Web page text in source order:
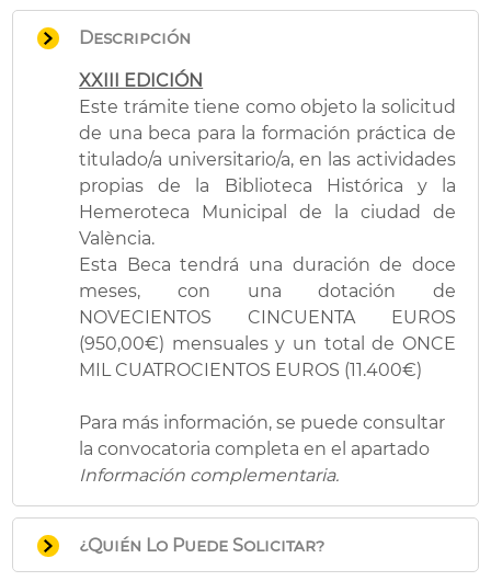
Descripción
XXIII EDICIÓN
Este trámite tiene como objeto la solicitud
de una beca para la formación práctica de
titulado/a universitario/a, en las actividades
propias de la Biblioteca Histórica y la
Hemeroteca Municipal de la ciudad de
València.
Esta Beca tendrá una duración de doce
meses, con una dotación de
NOVECIENTOS CINCUENTA EUROS
(950,00€) mensuales y un total de ONCE
MIL CUATROCIENTOS EUROS (11.400€)
Para más información, se puede consultar
la convocatoria completa en el apartado
Información complementaria.
¿Quién Lo Puede Solicitar?